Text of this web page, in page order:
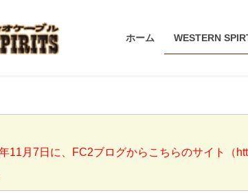
ホーム WESTERN
11月7日に、FC2ブログからこちらのサイト（